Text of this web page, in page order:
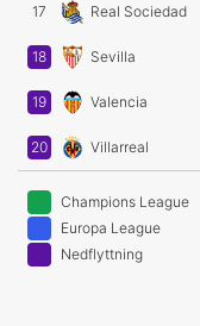
17 Real Sociedad
18 Sevilla
19 Valencia
20 Villarreal
Champions League
Europa League
Nedflyttning